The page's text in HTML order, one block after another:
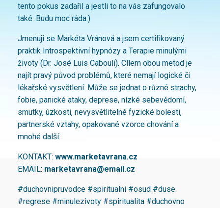
tento pokus zadařil a jestli to na vás zafungovalo
také. Budu moc ráda:)
Jmenuji se Markéta Vránová a jsem certifikovaný
praktik Introspektivní hypnózy a Terapie minulými
životy (Dr. José Luis Cabouli). Cílem obou metod je
najít pravý původ problémů, které nemají logické či
lékařské vysvětlení. Může se jednat o různé strachy,
fobie, panické ataky, deprese, nízké sebevědomí,
smutky, úzkosti, nevysvětlitelné fyzické bolesti,
partnerské vztahy, opakované vzorce chování a
mnohé další.
KONTAKT: www.marketavrana.cz
EMAIL: marketavrana@email.cz
#duchovnipruvodce #spiritualni #osud #duse
#regrese #minulezivoty #spiritualita #duchovno